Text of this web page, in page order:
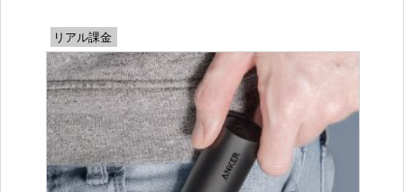
リアル課金